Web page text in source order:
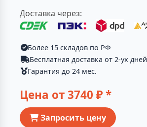
Доставка через:
Более 15 складов по РФ
Бесплатная доставка от 2-ух дней
Гарантия до 24 мес.
Цена от3740 ₽ *
Запросить цену